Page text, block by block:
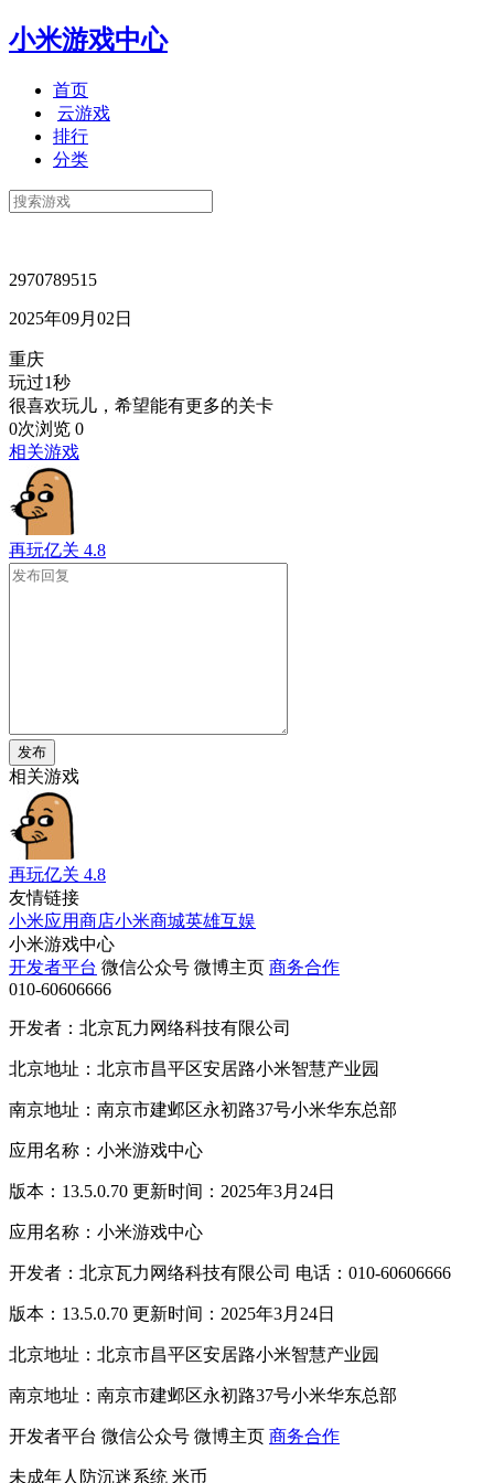
小米游戏中心
首页
云游戏
排行
分类
2970789515
2025年09月02日
重庆
玩过1秒
很喜欢玩儿，希望能有更多的关卡
0次浏览 0
相关游戏
再玩亿关 4.8
发布
相关游戏
再玩亿关 4.8
友情链接
小米应用商店小米商城英雄互娱
小米游戏中心
开发者平台 微信公众号 微博主页 商务合作
010-60606666
开发者：北京瓦力网络科技有限公司
北京地址：北京市昌平区安居路小米智慧产业园
南京地址：南京市建邺区永初路37号小米华东总部
应用名称：小米游戏中心
版本：13.5.0.70 更新时间：2025年3月24日
应用名称：小米游戏中心
开发者：北京瓦力网络科技有限公司 电话：010-60606666
版本：13.5.0.70 更新时间：2025年3月24日
北京地址：北京市昌平区安居路小米智慧产业园
南京地址：南京市建邺区永初路37号小米华东总部
开发者平台 微信公众号 微博主页 商务合作
未成年人防沉迷系统 米币